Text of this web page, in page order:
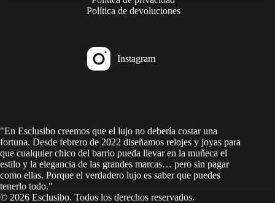
Política de devoluciones
Instagram
"En Esclusibo creemos que el lujo no debería costar una
fortuna. Desde febrero de 2022 diseñamos relojes y joyas para
que cualquier chico del barrio pueda llevar en la muñeca el
estilo y la elegancia de las grandes marcas… pero sin pagar
como ellas. Porque el verdadero lujo es saber que puedes
tenerlo todo."
© 2026 Esclusibo. Todos los derechos reservados.